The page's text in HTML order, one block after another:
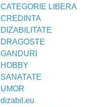
CATEGORIE LIBERA
CREDINTA
DIZABILITATE
DRAGOSTE
GANDURI
HOBBY
SANATATE
UMOR
dizabil.eu